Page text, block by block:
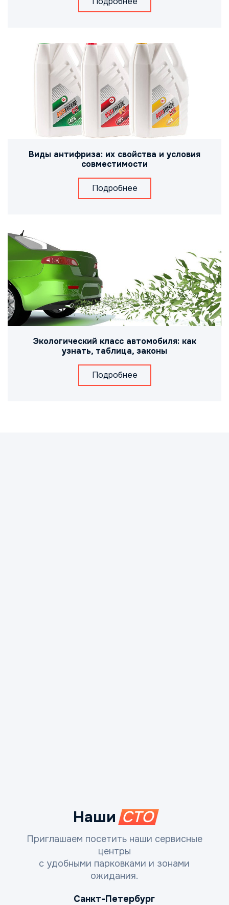
Виды антифриза: их свойства и условия
совместимости
Подробнее
Экологический класс автомобиля: как
узнать, таблица, законы
Подробнее
Наши СТО
Приглашаем посетить наши сервисные
центры
с удобными парковками и зонами
ожидания.
Санкт-Петербург